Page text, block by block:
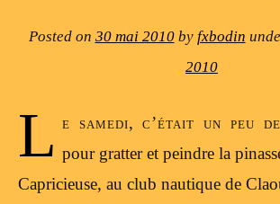
Posted on 30 mai 2010by fxbodin
2010
L e samedi, c’était un peu
pour gratter et peindre la
Capricieuse, au club nautique de